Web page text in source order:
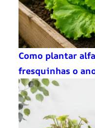
Como plantar
fresquinhas o